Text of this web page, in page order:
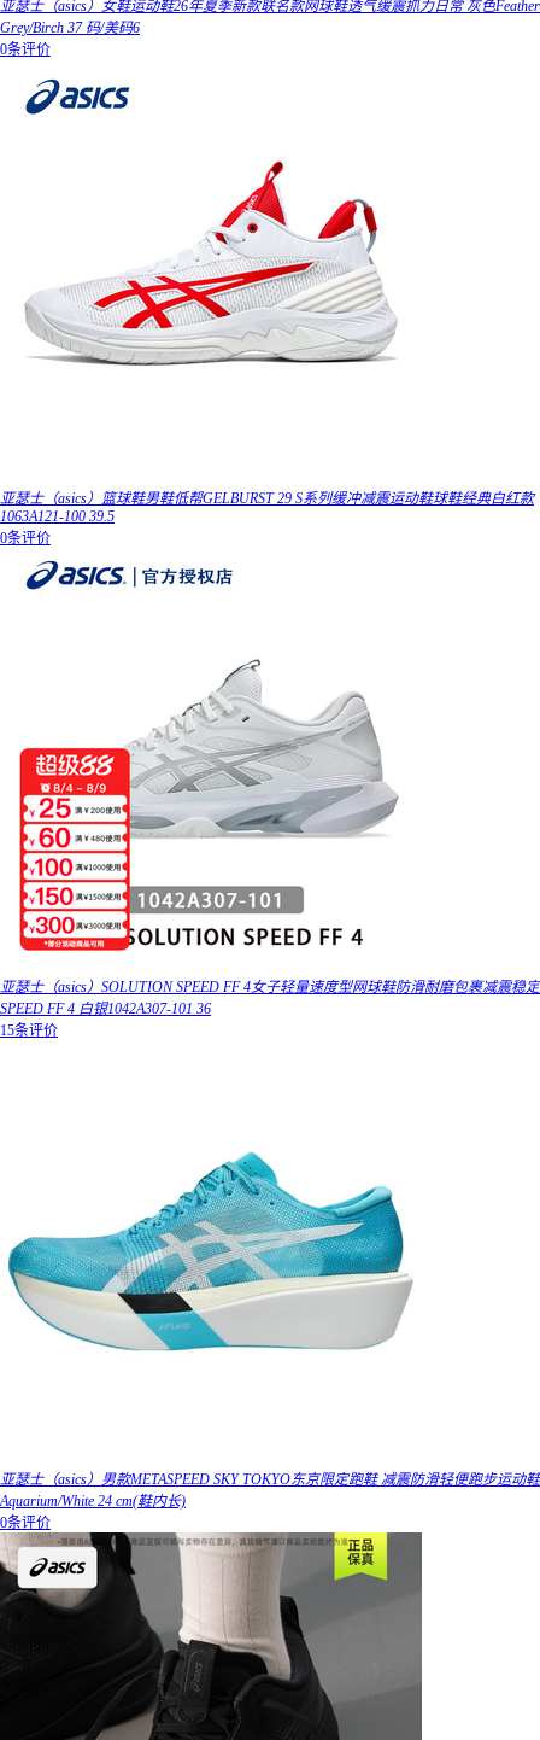
亚瑟士（asics）女鞋运动鞋26年夏季新款联名款网球鞋透气缓震抓力日常 灰色Feather
Grey/Birch 37 码/美码6
0条评价
亚瑟士（asics）篮球鞋男鞋低帮GELBURST 29 S系列缓冲减震运动鞋球鞋经典白红款
1063A121-100 39.5
0条评价
亚瑟士（asics）SOLUTION SPEED FF 4女子轻量速度型网球鞋防滑耐磨包裹减震稳定
SPEED FF 4 白银1042A307-101 36
15条评价
亚瑟士（asics）男款METASPEED SKY TOKYO东京限定跑鞋 减震防滑轻便跑步运动鞋
Aquarium/White 24 cm(鞋内长)
0条评价